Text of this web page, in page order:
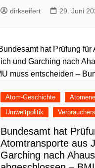
dirkseifert 29. Juni
Atom-Geschichte
Umweltpolitik
Bundesamt hat
Atomtransporte aus
Garching nach Ahaus